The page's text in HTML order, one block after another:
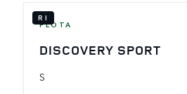
RI
FLOTA
DISCOVERY SPORT
S